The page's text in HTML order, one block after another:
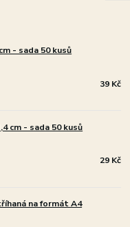
- sada 50 kusů
39 Kč
cm - sada 50 kusů
29 Kč
na formát A4